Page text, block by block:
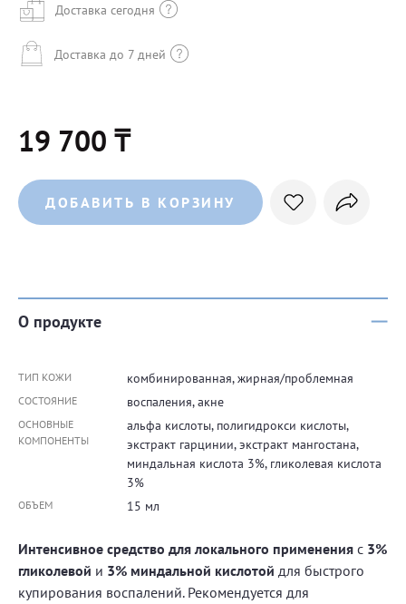
Доставка сегодня
Доставка до 7 дней
19 700 ₸
ДОБАВИТЬ В КОРЗИНУ
О продукте
ТИП КОЖИ комбинированная, жирная/проблемная
СОСТОЯНИЕ воспаления, акне
ОСНОВНЫЕ
КОМПОНЕНТЫ
альфа кислоты, полигидрокси кислоты,
экстракт гарцинии, экстракт мангостана,
миндальная кислота 3%, гликолевая кислота
3%
ОБЪЕМ 15 мл
Интенсивное средство для локального применения с 3%
гликолевой и 3% миндальной кислотой для быстрого
купирования воспалений. Рекомендуется для